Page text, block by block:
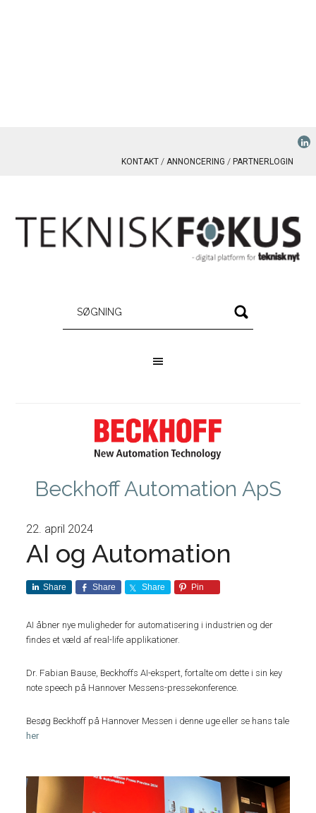
KONTAKT ANNONCERING PARTNERLOGIN
Beckhoff Automation ApS
22. april 2024
AI og Automation
Share Share Share Pin
AI åbner nye muligheder for automatisering i industrien og der
findes et væld af real-life applikationer.
Dr. Fabian Bause, Beckhoffs AI-ekspert, fortalte om dette i sin key
note speech på Hannover Messens-pressekonference.
Besøg Beckhoff på Hannover Messen i denne uge eller se hans tale
her